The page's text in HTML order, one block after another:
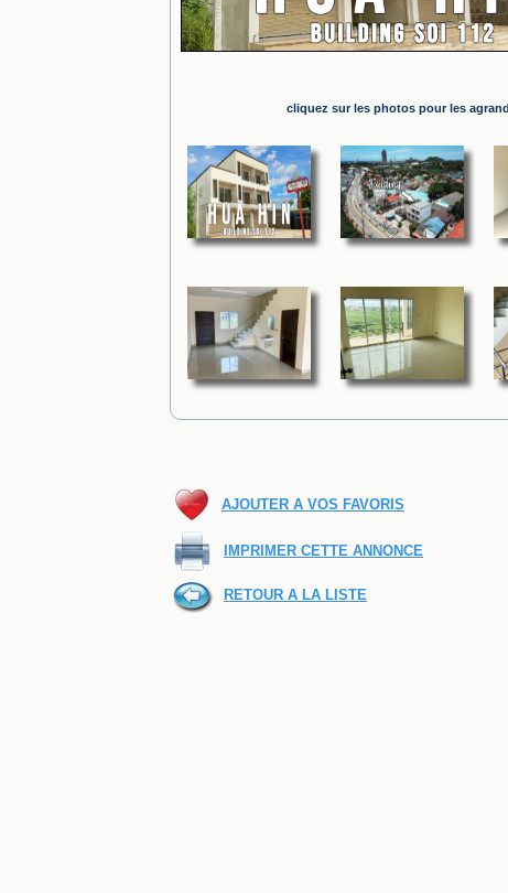
cliquez sur les photos pour les
AJOUTER A VOS FAVORIS
IMPRIMER CETTE ANNONCE
RETOUR A LA LISTE